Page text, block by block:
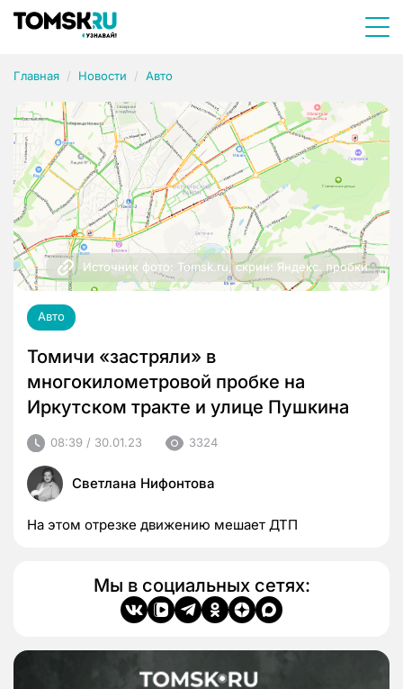
Главная Новости Авто
Источник фото: Tomsk.ru, скрин: Яндекс. пробки
Авто
Томичи «застряли» в
многокилометровой пробке на
Иркутском тракте и улице Пушкина
08:39 / 30.01.23 3324
Светлана Нифонтова
На этом отрезке движению мешает ДТП
Мы в социальных сетях: